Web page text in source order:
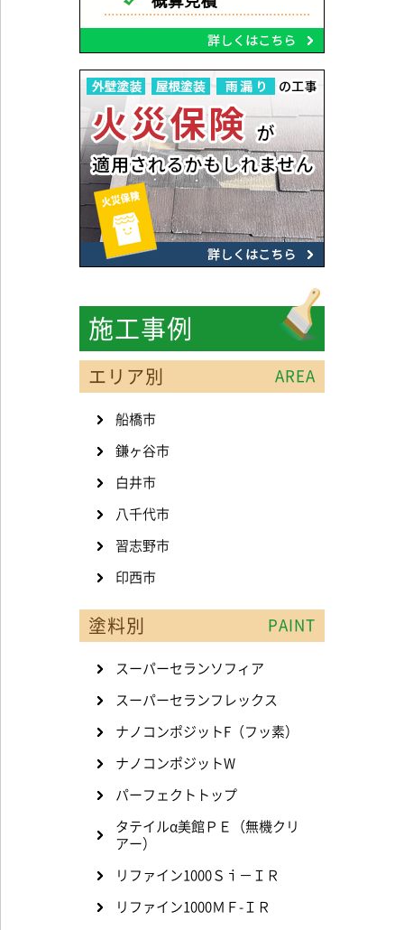
施工事例
エリア別 AREA
船橋市
鎌ヶ谷市
白井市
八千代市
習志野市
印西市
塗料別 PAINT
スーパーセランソフィア
スーパーセランフレックス
ナノコンポジットF（フッ素）
ナノコンポジットW
パーフェクトトップ
タテイルα美館ＰＥ（無機クリ
アー）
リファイン1000Ｓｉ－ＩＲ
リファイン1000ＭＦ-ＩＲ